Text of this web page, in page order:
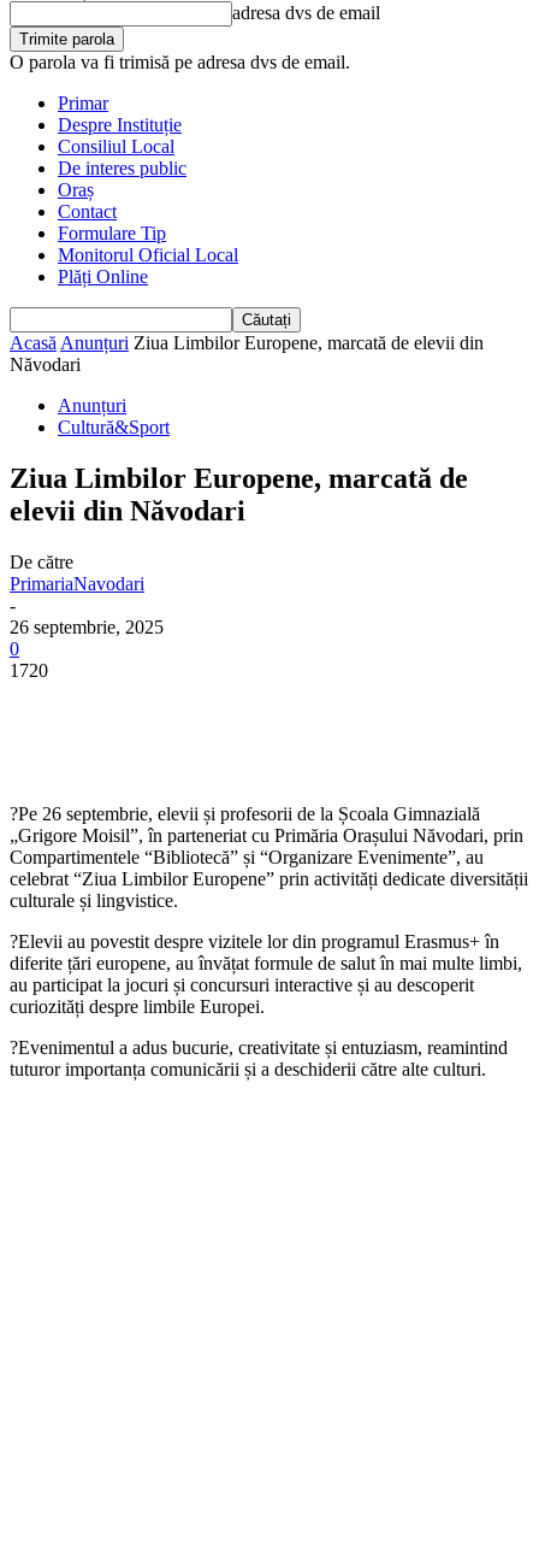
adresa dvs de email
O parola va fi trimisă pe adresa dvs de email.
Primar
Despre Instituție
Consiliul Local
De interes public
Oraș
Contact
Formulare Tip
Monitorul Oficial Local
Plăți Online
Acasă Anunțuri Ziua Limbilor Europene, marcată de elevii din
Năvodari
Anunțuri
Cultură&Sport
Ziua Limbilor Europene, marcată de
elevii din Năvodari
De către
PrimariaNavodari
-
26 septembrie, 2025
0
1720
?Pe 26 septembrie, elevii și profesorii de la Școala Gimnazială
„Grigore Moisil”, în parteneriat cu Primăria Orașului Năvodari, prin
Compartimentele “Bibliotecă” și “Organizare Evenimente”, au
celebrat “Ziua Limbilor Europene” prin activități dedicate diversității
culturale și lingvistice.
?Elevii au povestit despre vizitele lor din programul Erasmus+ în
diferite țări europene, au învățat formule de salut în mai multe limbi,
au participat la jocuri și concursuri interactive și au descoperit
curiozități despre limbile Europei.
?Evenimentul a adus bucurie, creativitate și entuziasm, reamintind
tuturor importanța comunicării și a deschiderii către alte culturi.